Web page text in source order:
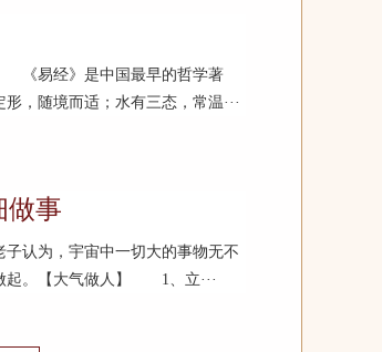
《易经》是中国最早的哲学著
，随境而适；水有三态，常温···
做事
认为，宇宙中一切大的事物无不
起。【大气做人】 1、立···